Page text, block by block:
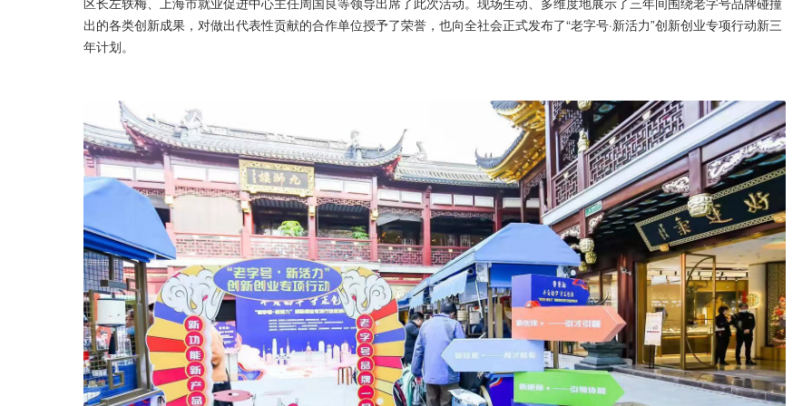
出的各类创新成果，对做出代表性贡献的合作单位授予了荣誉，也向全社会正式发布了“老字号·新活力”创新创业专项行动新三
年计划。